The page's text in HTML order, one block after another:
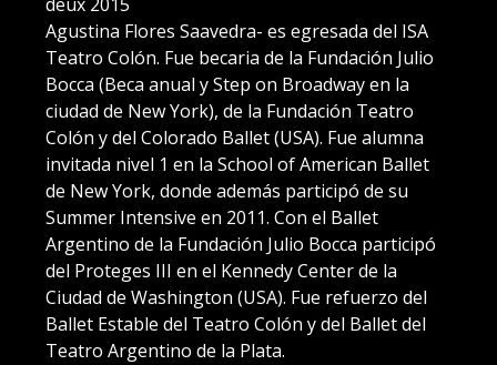
deux 2015
Agustina Flores Saavedra- es egresada del ISA
Teatro Colón. Fue becaria de la Fundación Julio
Bocca (Beca anual y Step on Broadway en la
ciudad de New York), de la Fundación Teatro
Colón y del Colorado Ballet (USA). Fue alumna
invitada nivel 1 en la School of American Ballet
de New York, donde además participó de su
Summer Intensive en 2011. Con el Ballet
Argentino de la Fundación Julio Bocca participó
del Proteges III en el Kennedy Center de la
Ciudad de Washington (USA). Fue refuerzo del
Ballet Estable del Teatro Colón y del Ballet del
Teatro Argentino de la Plata.